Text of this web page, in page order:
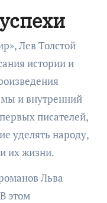
Лев Толстой
истории и
и внутренний
писателей,
уделять народу,
их жизни.
Льва
этом